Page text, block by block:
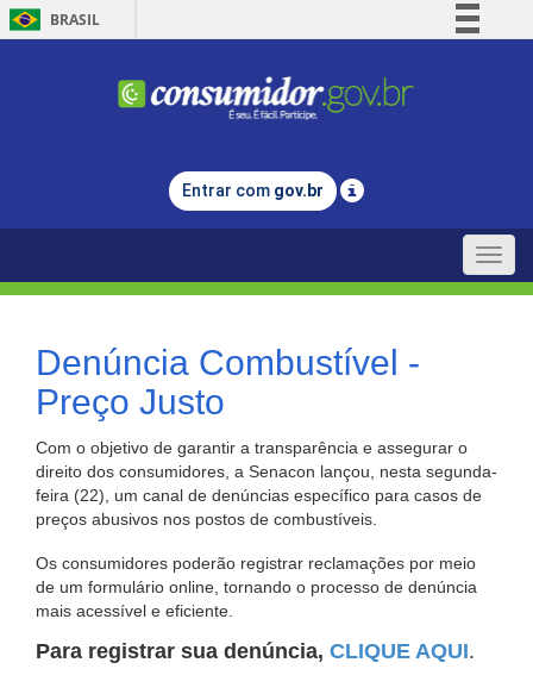
BRASIL
Comunica BR
Legislação
Entrar com gov.br
Toggle
Denúncia Combustível -
Preço Justo
Com o objetivo de garantir a transparência e assegurar o
direito dos consumidores, a Senacon lançou, nesta segunda-
feira (22), um canal de denúncias específico para casos de
preços abusivos nos postos de combustíveis.
Os consumidores poderão registrar reclamações por meio
de um formulário online, tornando o processo de denúncia
mais acessível e eficiente.
Para registrar sua denúncia, CLIQUE AQUI.